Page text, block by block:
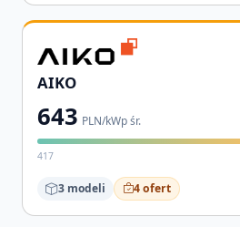
AIKO
643 PLN/kWp śr.
417
3 modeli 4 ofert